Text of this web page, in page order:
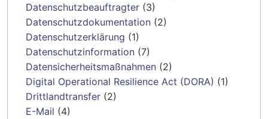
Datenschutzbeauftragter (3)
Datenschutzdokumentation (2)
Datenschutzerklärung (1)
Datenschutzinformation (7)
Datensicherheitsmaßnahmen (2)
Digital Operational Resilience Act (DORA) (1)
Drittlandtransfer (2)
E-Mail (4)